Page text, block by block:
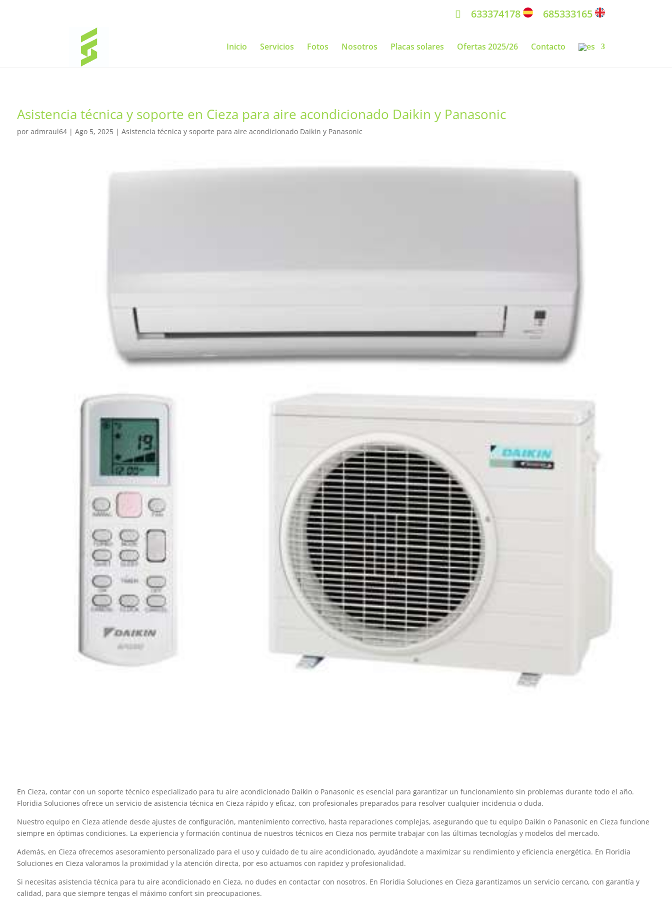
633374178 685333165
Inicio Servicios Fotos Nosotros Placas solares Ofertas 2025/26 Contacto
Asistencia técnica y soporte en Cieza para aire acondicionado Daikin y Panasonic
por admraul64| Ago 5, 2025| Asistencia técnica y soporte para aire acondicionado Daikin y Panasonic
En Cieza, contar con un soporte técnico especializado para tu aire acondicionado Daikin o Panasonic es esencial para garantizar un funcionamiento sin problemas durante todo el año.
Floridia Soluciones ofrece un servicio de asistencia técnica en Cieza rápido y eficaz, con profesionales preparados para resolver cualquier incidencia o duda.
Nuestro equipo en Cieza atiende desde ajustes de configuración, mantenimiento correctivo, hasta reparaciones complejas, asegurando que tu equipo Daikin o Panasonic en Cieza funcione
siempre en óptimas condiciones. La experiencia y formación continua de nuestros técnicos en Cieza nos permite trabajar con las últimas tecnologías y modelos del mercado.
Además, en Cieza ofrecemos asesoramiento personalizado para el uso y cuidado de tu aire acondicionado, ayudándote a maximizar su rendimiento y eficiencia energética. En Floridia
Soluciones en Cieza valoramos la proximidad y la atención directa, por eso actuamos con rapidez y profesionalidad.
Si necesitas asistencia técnica para tu aire acondicionado en Cieza, no dudes en contactar con nosotros. En Floridia Soluciones en Cieza garantizamos un servicio cercano, con garantía y
calidad, para que siempre tengas el máximo confort sin preocupaciones.